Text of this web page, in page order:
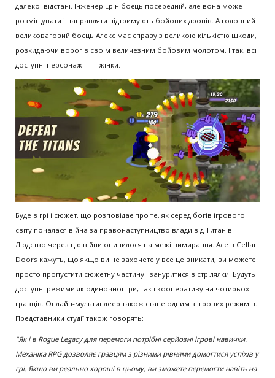
далекої відстані. Інженер Ерін боєць посередній, але вона може
розміщувати і направляти підтримують бойових дронів. А головний
великоваговий боєць Алекс має справу з великою кількістю шкоди,
розкидаючи ворогів своїм величезним бойовим молотом. І так, всі
доступні персонажі — жінки.
Буде в грі і сюжет, що розповідає про те, як серед богів ігрового
світу почалася війна за правонаступництво влади від Титанів.
Людство через цю війни опинилося на межі вимирання. Але в Cellar
Doors кажуть, що якщо ви не захочете у все це вникати, ви можете
просто пропустити сюжетну частину і зануритися в стрілялки. Будуть
доступні режими як одиночної гри, так і кооперативу на чотирьох
гравців. Онлайн-мультиплеер також стане одним з ігрових режимів.
Представники студії також говорять:
"Як і в Rogue Legacy для перемоги потрібні серйозні ігрові навички.
Механіка RPG дозволяє гравцям з різними рівнями домогтися успіхів у
грі. Якщо ви реально хороші в цьому, ви зможете перемогти навіть на